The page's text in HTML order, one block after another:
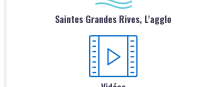
Saintes Grandes Rives, L'agglo